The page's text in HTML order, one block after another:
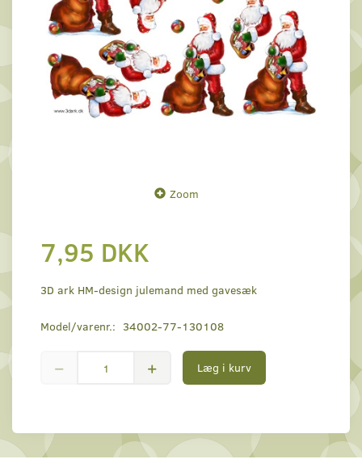
Zoom
7,95 DKK
3D ark HM-design julemand med gavesæk
Model/varenr.: 34002-77-130108
Læg i kurv